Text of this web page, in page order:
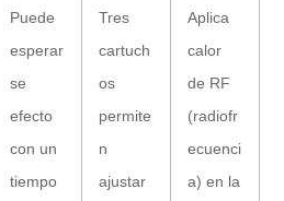
Puede
esperar
se
efecto
con un
tiempo
Tres
cartuch
os
permite
n
ajustar
Aplica
calor
de RF
(radiofr
ecuenci
a) en la